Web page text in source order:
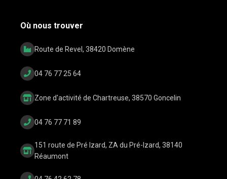
Où nous trouver
Route de Revel, 38420 Domène
04 76 77 25 64
Zone d'activité de Chartreuse, 38570 Goncelin
04 76 77 71 89
151 route de Pré Izard, ZA du Pré-Izard, 38140
Réaumont